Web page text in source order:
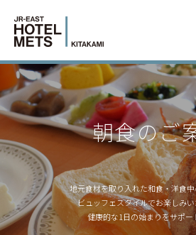
朝食のご
地元食材を取り入れた和食・洋食
ビュッフェスタイルでお楽しみい
健康的な1日の始まりをサポー